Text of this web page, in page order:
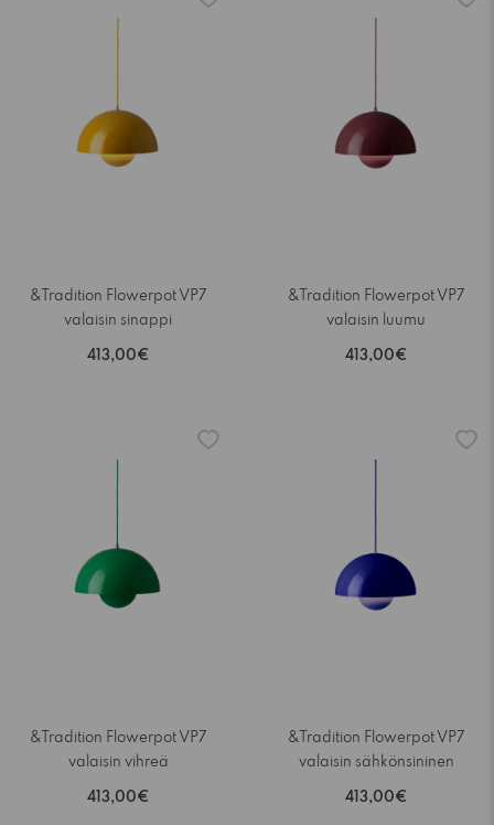
&Tradition Flowerpot VP7
valaisin sinappi
413,00€
&Tradition Flowerpot VP7
valaisin luumu
413,00€
&Tradition Flowerpot VP7
valaisin vihreä
413,00€
&Tradition Flowerpot VP7
valaisin sähkönsininen
413,00€